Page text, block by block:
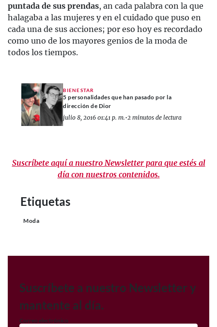
puntada de sus prendas, an cada palabra con la que
halagaba a las mujeres y en el cuidado que puso en
cada una de sus acciones; por eso hoy es recordado
como uno de los mayores genios de la moda de
todos los tiempos.
BIENESTAR
5 personalidades que han pasado por la
dirección de Dior
julio 8, 2016 01:41 p. m.•2 minutos de lectura
Suscríbete aquí a nuestro Newsletter para que estés al
día con nuestros contenidos.
Etiquetas
Moda
Suscríbete a nuestro Newsletter y
mantente al día.
Correo electrónico